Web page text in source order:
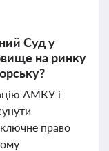
Суд у
на ринку
АМКУ і
право